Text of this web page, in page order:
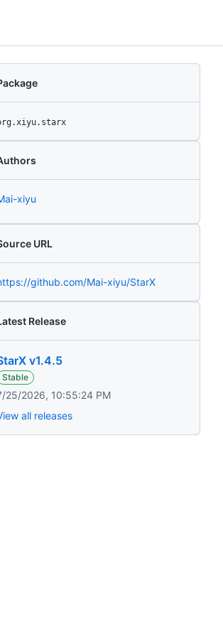
xiyu
URL
github.com/Mai-xiyu/StarX
Release
v1.4.5
Stable
25/2026, 10:55:24 PM
all releases